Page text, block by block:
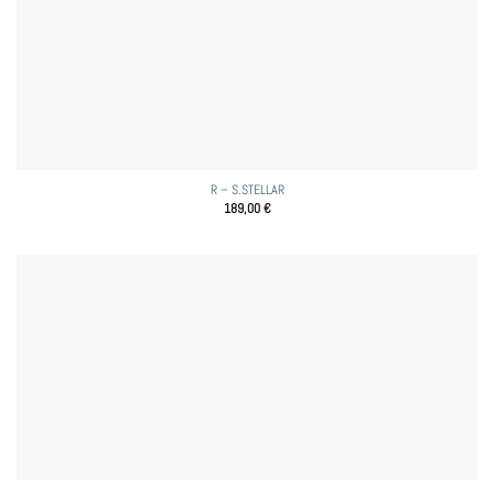
R – S.STELLAR
189,00€